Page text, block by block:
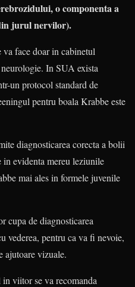
o componenta a
jurul nervilor).
va face doar in cabinetul
In SUA exista
un protocol standard de
pentru boala Krabbe este
diagnosticarea corecta a bolii
evidenta mereu leziunile
mai ales in formele juvenile
cupa de diagnosticarea
vederea, pentru ca va fi nevoie,
ajutoare vizuale.
viitor se va recomanda